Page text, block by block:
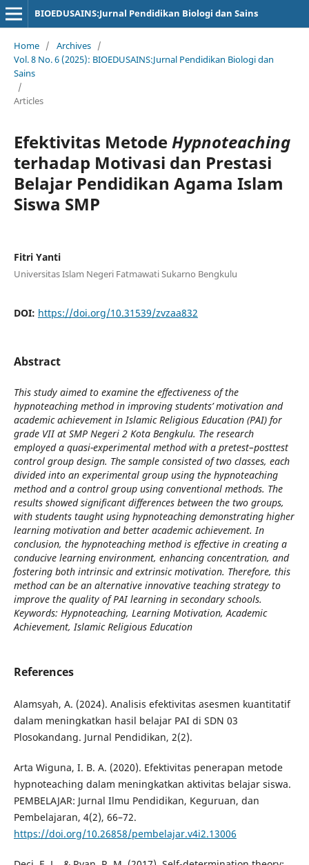
BIOEDUSAINS:Jurnal Pendidikan Biologi dan Sains
Home / Archives /
Vol. 8 No. 6 (2025): BIOEDUSAINS:Jurnal Pendidikan Biologi dan
Sains
/
Articles
Efektivitas MetodeHypnoteaching
terhadap Motivasi dan Prestasi
Belajar Pendidikan Agama Islam
Siswa SMP
Fitri Yanti
Universitas Islam Negeri Fatmawati Sukarno Bengkulu
DOI: https://doi.org/10.31539/zvzaa832
Abstract
This study aimed to examine the effectiveness of the
hypnoteaching method in improving students’ motivation and
academic achievement in Islamic Religious Education (PAI) for
grade VII at SMP Negeri 2 Kota Bengkulu. The research
employed a quasi-experimental method with a pretest–posttest
control group design. The sample consisted of two classes, each
divided into an experimental group using the hypnoteaching
method and a control group using conventional methods. The
results showed significant differences between the two groups,
with students taught using hypnoteaching demonstrating higher
learning motivation and better academic achievement. In
conclusion, the hypnoteaching method is effective in creating a
conducive learning environment, enhancing concentration, and
fostering both intrinsic and extrinsic motivation. Therefore, this
method can be an alternative innovative teaching strategy to
improve the quality of PAI learning in secondary schools.
Keywords: Hypnoteaching, Learning Motivation, Academic
Achievement, IslamicReligious Education
References
Alamsyah, A. (2024). Analisis efektivitas asesmen kuantitatif
dalam meningkatkan hasil belajar PAI di SDN 03
Plosokandang. Jurnal Pendidikan, 2(2).
Arta Wiguna, I. B. A. (2020). Efektivitas penerapan metode
hypnoteaching dalam meningkatkan aktivitas belajar siswa.
PEMBELAJAR: Jurnal Ilmu Pendidikan, Keguruan, dan
Pembelajaran, 4(2), 66–72.
https://doi.org/10.26858/pembelajar.v4i2.13006